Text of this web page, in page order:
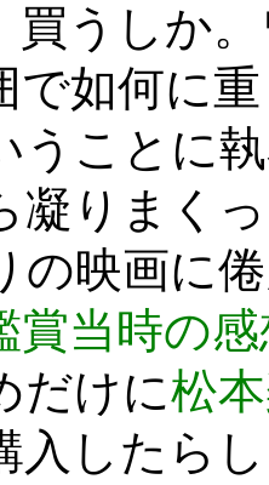
買うしか
で如何に
うことに
凝りまく
の映画に
賞当時の
だけに松
入したら